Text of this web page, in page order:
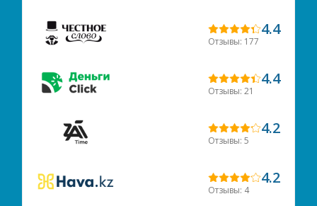
4.4
Отзывы: 177
4.4
Отзывы: 21
4.2
Отзывы: 5
4.2
Отзывы: 4